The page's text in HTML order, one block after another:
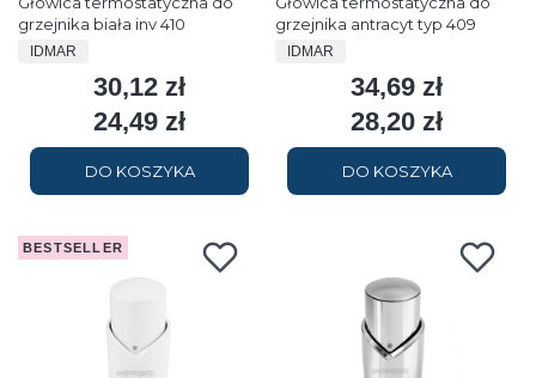
grzejnika biała inv 410
PRODUCENT
IDMAR
Cena
30,12 zł
Cena
24,49 zł
DO KOSZYKA
grzejnika antracyt typ 409
PRODUCENT
IDMAR
Cena
34,69 zł
Cena
28,20 zł
DO KOSZYKA
BESTSELLER